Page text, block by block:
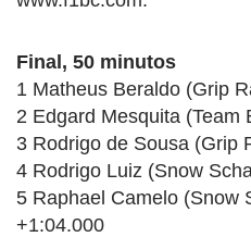
Final, 50 minutos
1 Matheus Beraldo (Grip
2 Edgard Mesquita (Team
3 Rodrigo de Sousa (Grip
4 Rodrigo Luiz (Snow
5 Raphael Camelo (Snow
+1:04.000